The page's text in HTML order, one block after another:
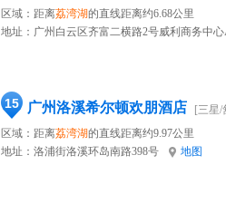
区域：距离荔湾湖的直线距离约6.68公里
地址： 广州白云区齐富二横路2号威利商务中
15 广州洛溪希尔顿欢朋酒店
[三星/
区域：距离荔湾湖的直线距离约9.97公里
地址： 洛浦街洛溪环岛南路398号 地图